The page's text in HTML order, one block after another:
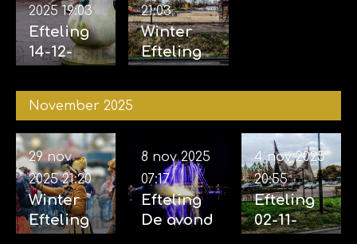
Efteling
14-12-
2025 19:03
Winter
Efteling
2025
21:03
November 2025
Winter
Efteling
29 nov
2025 21:20
Efteling
De avond
8 nov 2025
07:17
Efteling
02-11-
4 nov 2025
20:55